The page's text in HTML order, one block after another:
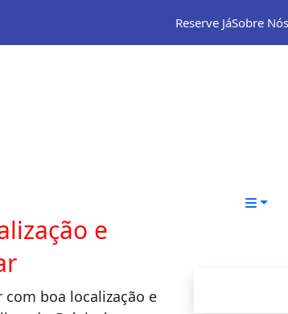
Reserve JáSobre Nós
e
com boa localização e